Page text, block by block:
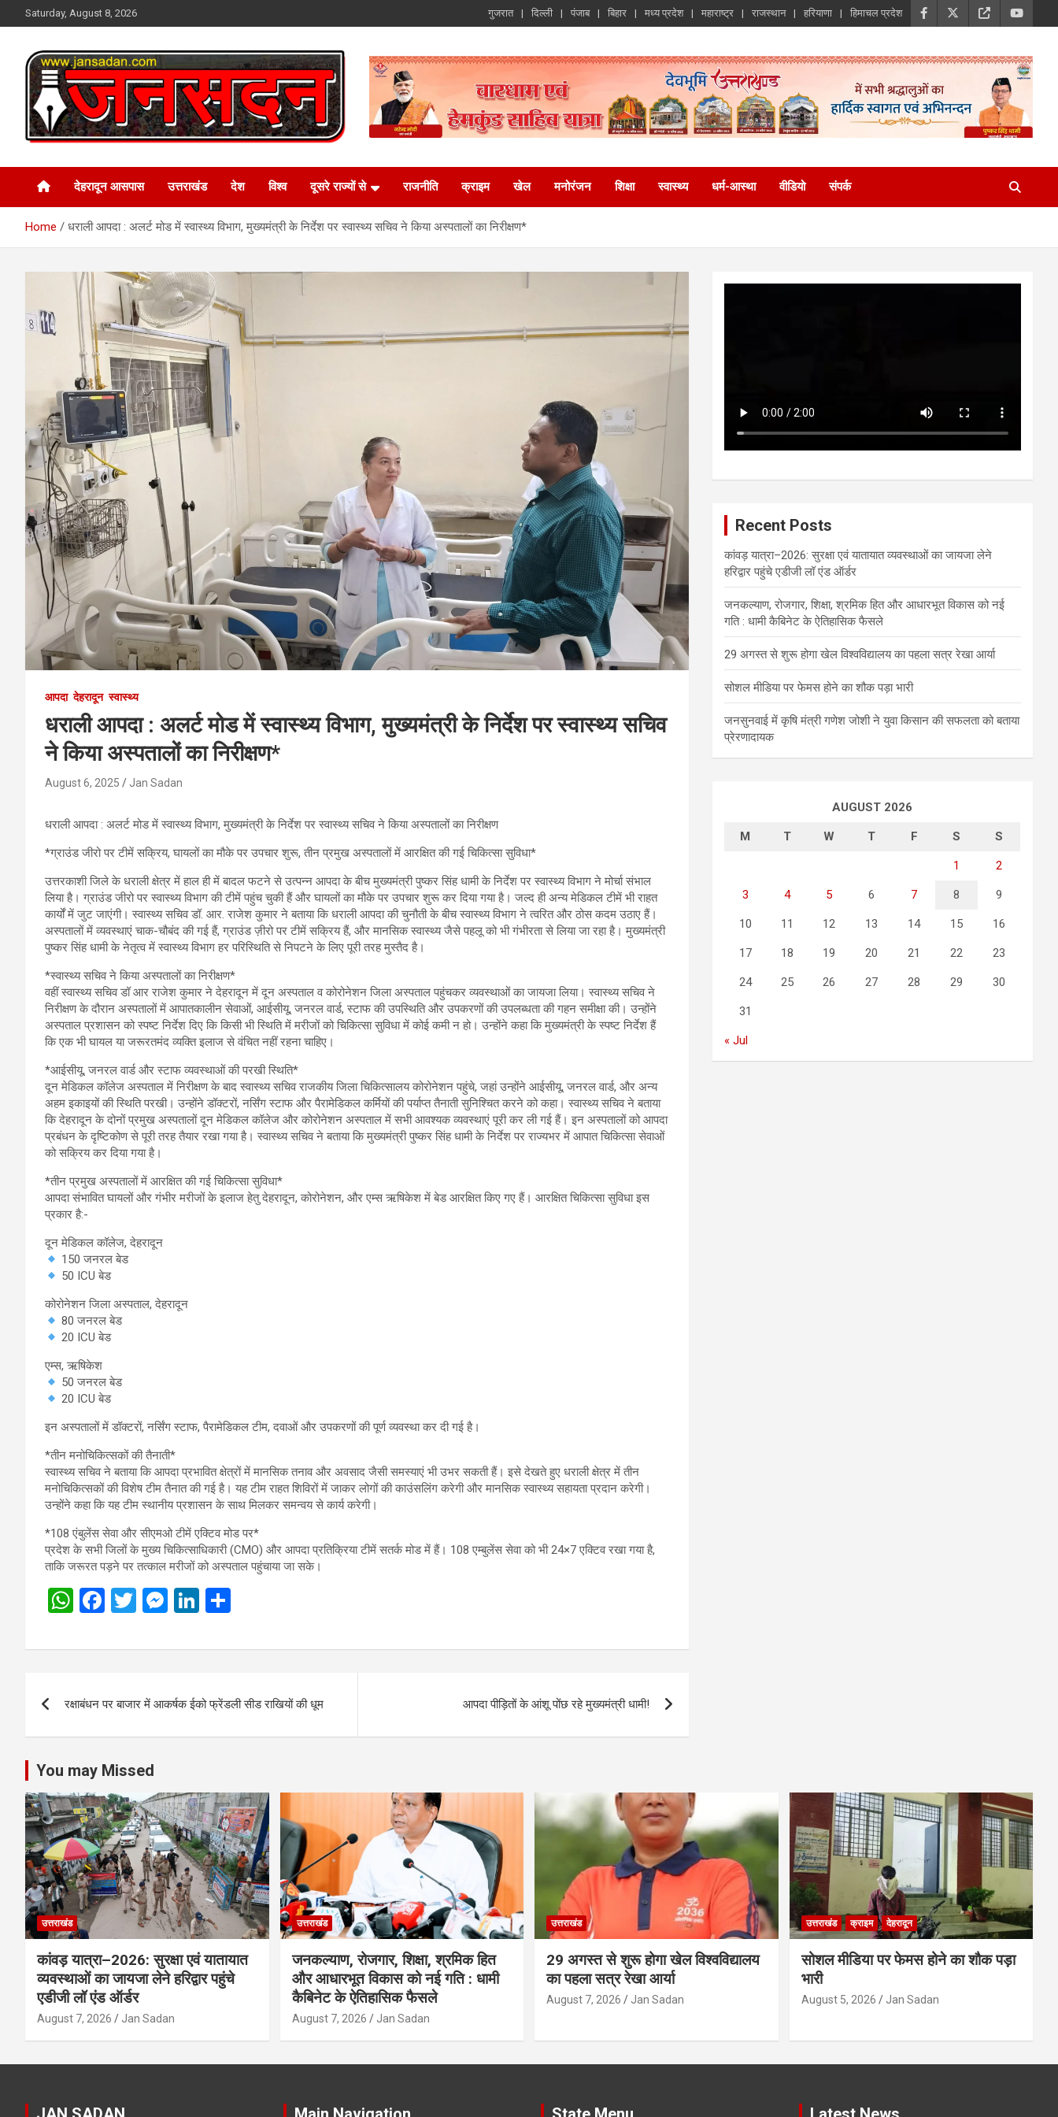
to
Saturday, August 8, 2026 गुजरात दिल्ली पंजाब बिहार मध्य प्रदेश महाराष्ट्र राजस्थान हरियाणा हिमाचल प्रदेश
Jan Sadan
देहरादून आसपास उत्तराखंड देश विश्व दूसरे राज्यों से राजनीति क्राइम खेल मनोरंजन शिक्षा स्वास्थ्य धर्म-आस्था वीडियो संपर्क
Home धराली आपदा : अलर्ट मोड में स्वास्थ्य विभाग, मुख्यमंत्री के निर्देश पर स्वास्थ्य सचिव ने किया अस्पतालों का निरीक्षण*
आपदा देहरादून स्वास्थ्य
धराली आपदा : अलर्ट मोड में स्वास्थ्य विभाग, मुख्यमंत्री के निर्देश पर स्वास्थ्य सचिव
ने किया अस्पतालों का निरीक्षण*
August 6, 2025 Jan Sadan
धराली आपदा : अलर्ट मोड में स्वास्थ्य विभाग, मुख्यमंत्री के निर्देश पर स्वास्थ्य सचिव ने किया अस्पतालों का निरीक्षण
*ग्राउंड जीरो पर टीमें सक्रिय, घायलों का मौके पर उपचार शुरू, तीन प्रमुख अस्पतालों में आरक्षित की गई चिकित्सा सुविधा*
उत्तरकाशी जिले के धराली क्षेत्र में हाल ही में बादल फटने से उत्पन्न आपदा के बीच मुख्यमंत्री पुष्कर सिंह धामी के निर्देश पर स्वास्थ्य विभाग ने मोर्चा संभाल
लिया है। ग्राउंड जीरो पर स्वास्थ्य विभाग की टीमें पहुंच चुकी हैं और घायलों का मौके पर उपचार शुरू कर दिया गया है। जल्द ही अन्य मेडिकल टीमें भी राहत
कार्यों में जुट जाएंगी। स्वास्थ्य सचिव डॉ. आर. राजेश कुमार ने बताया कि धराली आपदा की चुनौती के बीच स्वास्थ्य विभाग ने त्वरित और ठोस कदम उठाए हैं।
अस्पतालों में व्यवस्थाएं चाक-चौबंद की गई हैं, ग्राउंड ज़ीरो पर टीमें सक्रिय हैं, और मानसिक स्वास्थ्य जैसे पहलू को भी गंभीरता से लिया जा रहा है। मुख्यमंत्री
पुष्कर सिंह धामी के नेतृत्व में स्वास्थ्य विभाग हर परिस्थिति से निपटने के लिए पूरी तरह मुस्तैद है।
*स्वास्थ्य सचिव ने किया अस्पतालों का निरीक्षण*
वहीं स्वास्थ्य सचिव डॉ आर राजेश कुमार ने देहरादून में दून अस्पताल व कोरोनेशन जिला अस्पताल पहुंचकर व्यवस्थाओं का जायजा लिया। स्वास्थ्य सचिव ने
निरीक्षण के दौरान अस्पतालों में आपातकालीन सेवाओं, आईसीयू, जनरल वार्ड, स्टाफ की उपस्थिति और उपकरणों की उपलब्धता की गहन समीक्षा की। उन्होंने
अस्पताल प्रशासन को स्पष्ट निर्देश दिए कि किसी भी स्थिति में मरीजों को चिकित्सा सुविधा में कोई कमी न हो। उन्होंने कहा कि मुख्यमंत्री के स्पष्ट निर्देश हैं
कि एक भी घायल या जरूरतमंद व्यक्ति इलाज से वंचित नहीं रहना चाहिए।
*आईसीयू, जनरल वार्ड और स्टाफ व्यवस्थाओं की परखी स्थिति*
दून मेडिकल कॉलेज अस्पताल में निरीक्षण के बाद स्वास्थ्य सचिव राजकीय जिला चिकित्सालय कोरोनेशन पहुंचे, जहां उन्होंने आईसीयू, जनरल वार्ड, और अन्य
अहम इकाइयों की स्थिति परखी। उन्होंने डॉक्टरों, नर्सिंग स्टाफ और पैरामेडिकल कर्मियों की पर्याप्त तैनाती सुनिश्चित करने को कहा। स्वास्थ्य सचिव ने बताया
कि देहरादून के दोनों प्रमुख अस्पतालों दून मेडिकल कॉलेज और कोरोनेशन अस्पताल में सभी आवश्यक व्यवस्थाएं पूरी कर ली गई हैं। इन अस्पतालों को आपदा
प्रबंधन के दृष्टिकोण से पूरी तरह तैयार रखा गया है। स्वास्थ्य सचिव ने बताया कि मुख्यमंत्री पुष्कर सिंह धामी के निर्देश पर राज्यभर में आपात चिकित्सा सेवाओं
को सक्रिय कर दिया गया है।
*तीन प्रमुख अस्पतालों में आरक्षित की गई चिकित्सा सुविधा*
आपदा संभावित घायलों और गंभीर मरीजों के इलाज हेतु देहरादून, कोरोनेशन, और एम्स ऋषिकेश में बेड आरक्षित किए गए हैं। आरक्षित चिकित्सा सुविधा इस
प्रकार है:-
दून मेडिकल कॉलेज, देहरादून
150 जनरल बेड
50 ICU बेड
कोरोनेशन जिला अस्पताल, देहरादून
80 जनरल बेड
20 ICU बेड
एम्स, ऋषिकेश
50 जनरल बेड
20 ICU बेड
इन अस्पतालों में डॉक्टरों, नर्सिंग स्टाफ, पैरामेडिकल टीम, दवाओं और उपकरणों की पूर्ण व्यवस्था कर दी गई है।
*तीन मनोचिकित्सकों की तैनाती*
स्वास्थ्य सचिव ने बताया कि आपदा प्रभावित क्षेत्रों में मानसिक तनाव और अवसाद जैसी समस्याएं भी उभर सकती हैं। इसे देखते हुए धराली क्षेत्र में तीन
मनोचिकित्सकों की विशेष टीम तैनात की गई है। यह टीम राहत शिविरों में जाकर लोगों की काउंसलिंग करेगी और मानसिक स्वास्थ्य सहायता प्रदान करेगी।
उन्होंने कहा कि यह टीम स्थानीय प्रशासन के साथ मिलकर समन्वय से कार्य करेगी।
*108 एंबुलेंस सेवा और सीएमओ टीमें एक्टिव मोड पर*
प्रदेश के सभी जिलों के मुख्य चिकित्साधिकारी (CMO) और आपदा प्रतिक्रिया टीमें सतर्क मोड में हैं। 108 एम्बुलेंस सेवा को भी 24×7 एक्टिव रखा गया है,
ताकि जरूरत पड़ने पर तत्काल मरीजों को अस्पताल पहुंचाया जा सके।
W
at
A
F
ce
o
T
tt
M
se
g
Li
ke
n
ar
navigation
रक्षाबंधन पर बाजार में आकर्षक ईको फ्रेंडली सीड राखियों की धूम आपदा पीड़ितों के आंशू पोंछ रहे मुख्यमंत्री धामी!
Recent Posts
कांवड़ यात्रा–2026: सुरक्षा एवं यातायात व्यवस्थाओं का जायजा लेने
हरिद्वार पहुंचे एडीजी लॉ एंड ऑर्डर
जनकल्याण, रोजगार, शिक्षा, श्रमिक हित और आधारभूत विकास को नई
गति : धामी कैबिनेट के ऐतिहासिक फैसले
29 अगस्त से शुरू होगा खेल विश्वविद्यालय का पहला सत्र रेखा आर्या
सोशल मीडिया पर फेमस होने का शौक पड़ा भारी
जनसुनवाई में कृषि मंत्री गणेश जोशी ने युवा किसान की सफलता को बताया
प्रेरणादायक
AUGUST 2026
M T W T F S S
1 2
3 4 5 6 7 8 9
10 11 12 13 14 15 16
17 18 19 20 21 22 23
24 25 26 27 28 29 30
31
« Jul
You may Missed
उत्तराखंड
कांवड़ यात्रा–2026: सुरक्षा एवं यातायात
व्यवस्थाओं का जायजा लेने हरिद्वार पहुंचे
एडीजी लॉ एंड ऑर्डर
August 7, 2026 Jan Sadan
उत्तराखंड
जनकल्याण, रोजगार, शिक्षा, श्रमिक हित
और आधारभूत विकास को नई गति : धामी
कैबिनेट के ऐतिहासिक फैसले
August 7, 2026 Jan Sadan
उत्तराखंड
29 अगस्त से शुरू होगा खेल विश्वविद्यालय
का पहला सत्र रेखा आर्या
August 7, 2026 Jan Sadan
उत्तराखंड क्राइम देहरादून
सोशल मीडिया पर फेमस होने का शौक पड़ा
भारी
August 5, 2026 Jan Sadan